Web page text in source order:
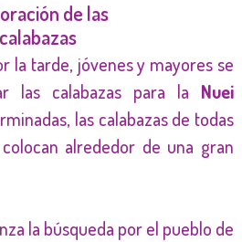
de las
calabazas
la tarde, jóvenes y mayores se
las calabazas para la Nuei
las calabazas de todas
alrededor de una gran
la búsqueda por el pueblo de